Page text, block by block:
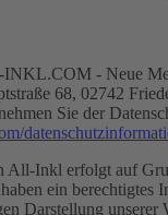
- Neue
68, 02742
Sie der
All-Inkl erfolgt auf
ein berechtigtes
Darstellung unserer